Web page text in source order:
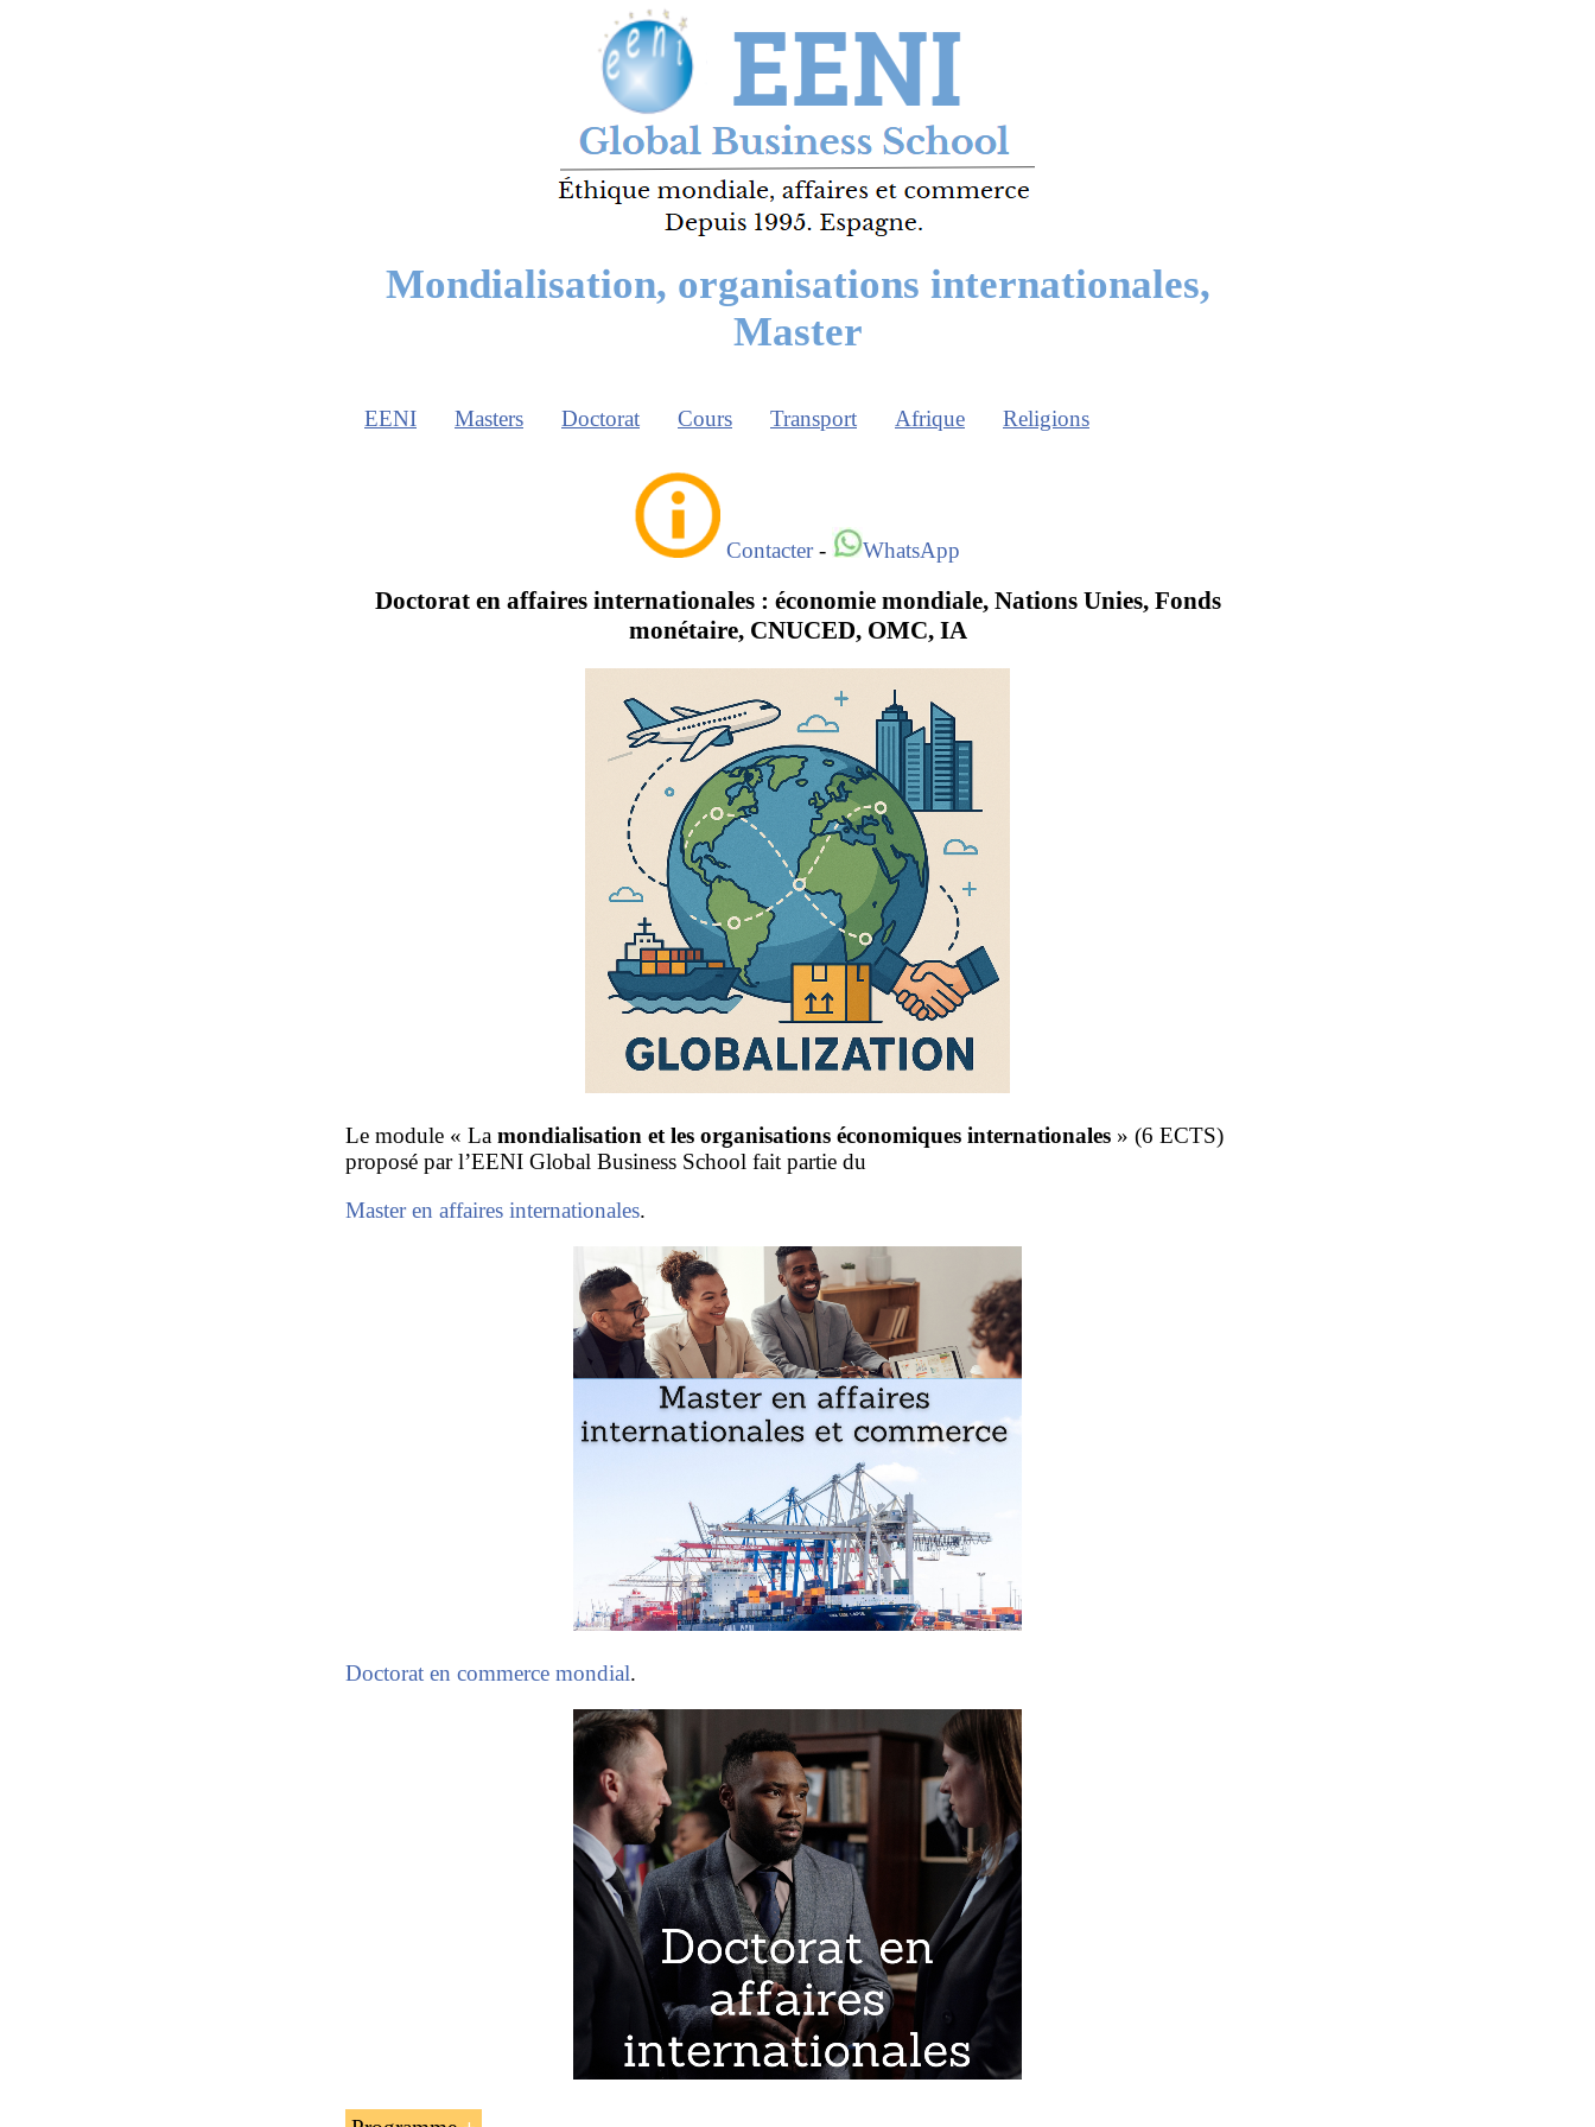
Mondialisation, organisations internationales,
Master
EENI Masters Doctorat Cours Transport Afrique Religions
Contacter- WhatsApp
Doctorat en affaires internationales : économie mondiale, Nations Unies, Fonds
monétaire, CNUCED, OMC, IA
Le module « La mondialisation et les organisations économiques internationales » (6 ECTS)
proposé par l’EENI Global Business School fait partie du
Master en affaires internationales.
Doctorat en commerce mondial.